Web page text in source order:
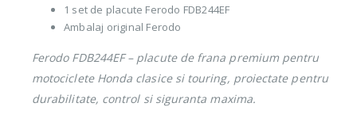
1 set de placute Ferodo FDB244EF
Ambalaj original Ferodo
Ferodo FDB244EF – placute de frana premium pentru
motociclete Honda clasice si touring, proiectate pentru
durabilitate, control si siguranta maxima.